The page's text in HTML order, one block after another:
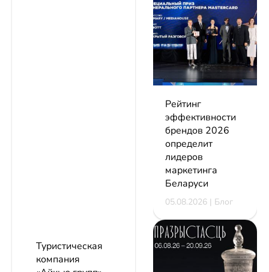
Туристическая
компания
Рейтинг
эффективности
брендов 2026
определит
лидеров
маркетинга
Беларуси
05.08.2026 | Блог